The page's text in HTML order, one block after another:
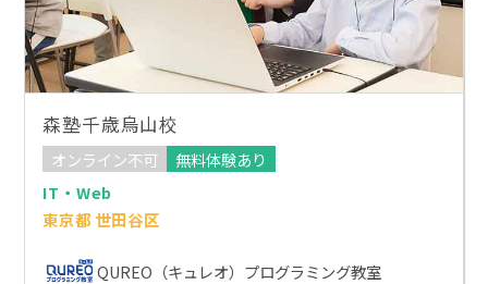
森塾千歳烏山校
オンライン不可
無料体験あり
IT・Web
東京都 世田谷区
QUREO（キュレオ）プログラミング教室